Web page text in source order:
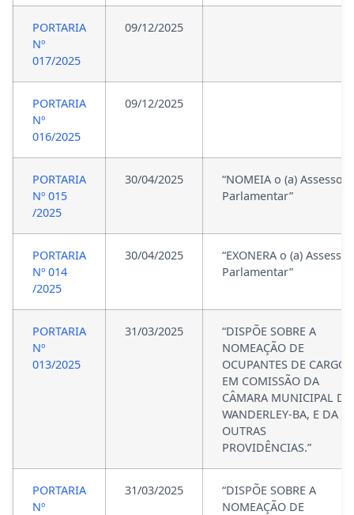
PORTARIA
Nº
017/2025
09/12/2025
PORTARIA
Nº
016/2025
09/12/2025
PORTARIA
Nº 015
/2025
30/04/2025
“NOMEIA o (a) Assessor
Parlamentar”
PORTARIA
Nº 014
/2025
30/04/2025
“EXONERA o (a) Assessor
Parlamentar”
PORTARIA
Nº
013/2025
31/03/2025
“DISPÕE SOBRE A
NOMEAÇÃO DE
OCUPANTES DE CARGO
EM COMISSÃO DA
CÂMARA MUNICIPAL DE
WANDERLEY-BA, E DA
OUTRAS
PROVIDÊNCIAS.”
PORTARIA
Nº
31/03/2025
“DISPÕE SOBRE A
NOMEAÇÃO DE